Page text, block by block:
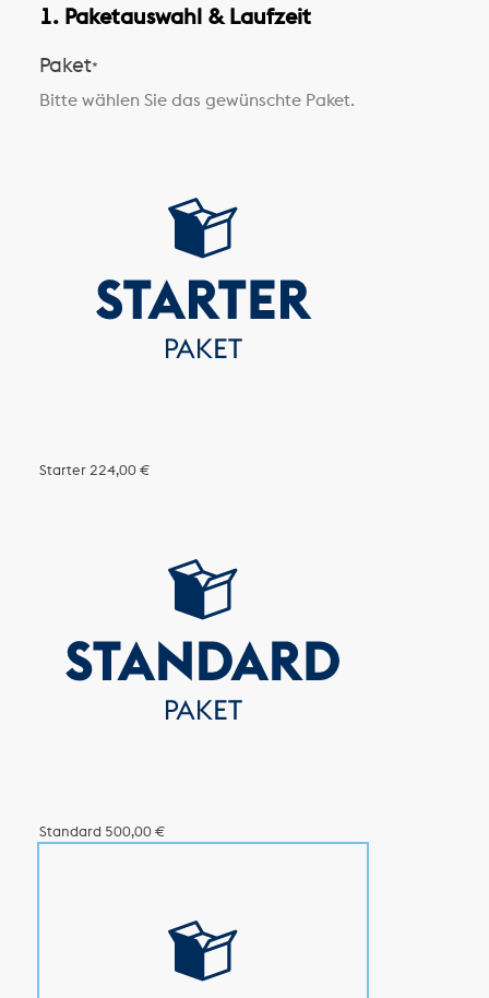
1. Paketauswahl & Laufzeit
Paket*
Bitte wählen Sie das gewünschte Paket.
Starter224,00 €
Standard 500,00 €